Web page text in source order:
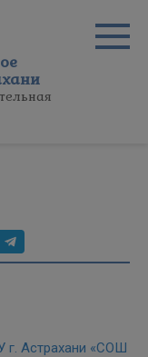
г. Астрахани «СОШ